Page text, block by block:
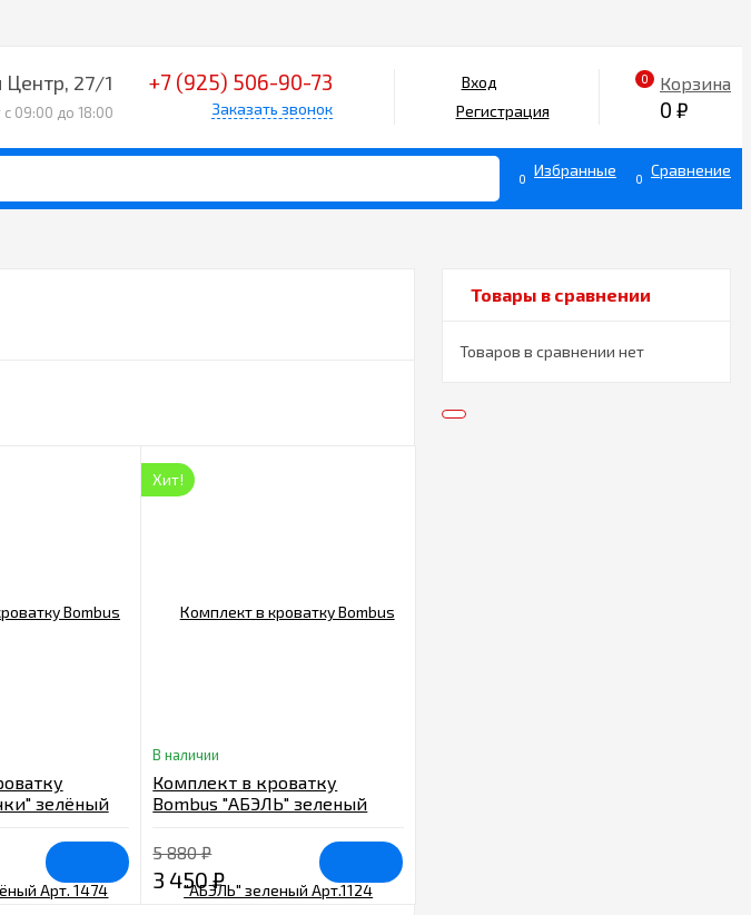
Центр, 27/1
09:00 до 18:00
+7 (925) 506-90-73
Заказать звонок
Вход
Регистрация
0 Корзина
0 ₽
0 Избранные 0 Сравнение
Товары в сравнении
Товаров в сравнении нет
зелёный
Хит!
В наличии
Комплект в кроватку
Bombus "АБЭЛЬ" зеленый
5 880₽
3 450₽